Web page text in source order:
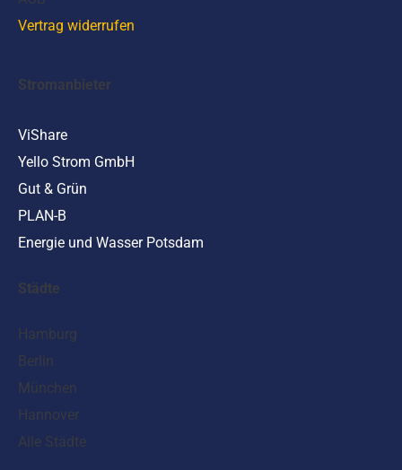
Vertrag widerrufen
Stromanbieter
ViShare
Yello Strom GmbH
Gut & Grün
PLAN-B
Energie und Wasser Potsdam
Städte
Hamburg
Berlin
München
Hannover
Alle Städte